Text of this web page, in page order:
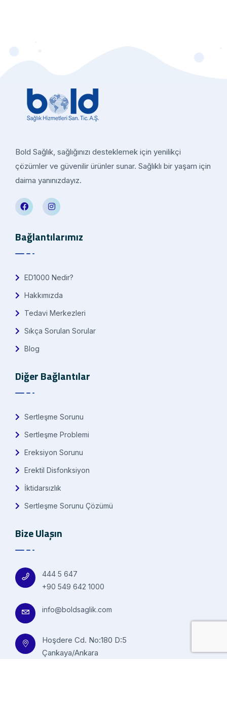
Bold Sağlık, sağlığınızı desteklemek için yenilikçi
çözümler ve güvenilir ürünler sunar. Sağlıklı bir yaşam için
daima yanınızdayız.
Bağlantılarımız
ED1000 Nedir?
Hakkımızda
Tedavi Merkezleri
Sıkça Sorulan Sorular
Blog
Diğer Bağlantılar
Sertleşme Sorunu
Sertleşme Problemi
Ereksiyon Sorunu
Erektil Disfonksiyon
İktidarsızlık
Sertleşme Sorunu Çözümü
Bize Ulaşın
444 5 647
+90 549 642 1000
info@boldsaglik.com
Hoşdere Cd. No:180 D:5
Çankaya/Ankara